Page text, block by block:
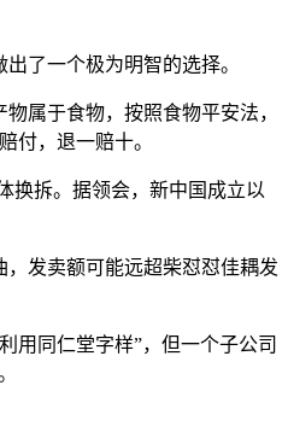
了一个极为明智的选择。
属于食物，按照食物平安法，
付，退一赔十。
换拆。据领会，新中国成立以
发卖额可能远超柴怼怼佳耦发
同仁堂字样”，但一个子公司